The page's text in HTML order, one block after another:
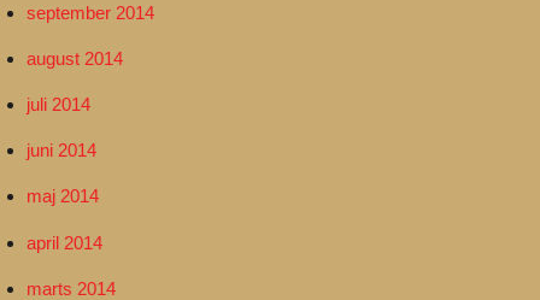
september 2014
august 2014
juli 2014
juni 2014
maj 2014
april 2014
marts 2014